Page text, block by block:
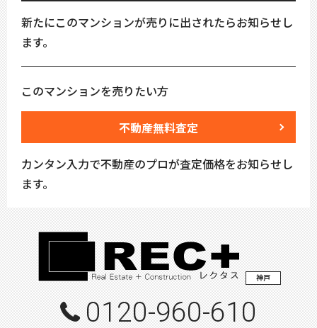
新たにこのマンションが売りに出されたらお知らせし
ます。
このマンションを売りたい方
不動産無料査定
カンタン入力で不動産のプロが査定価格をお知らせし
ます。
神戸
0120-960-610